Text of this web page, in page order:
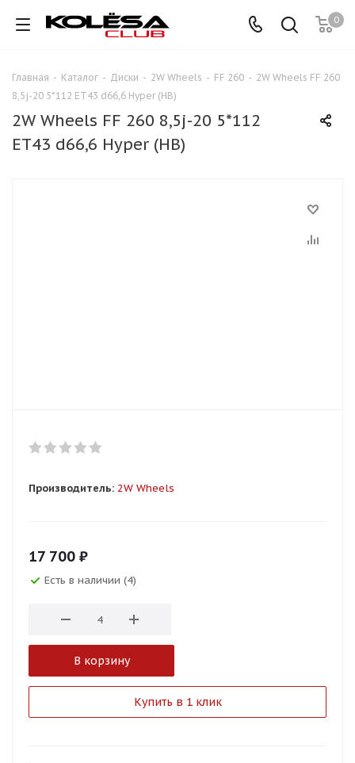
0
Главная - Каталог - Диски - 2W Wheels - FF 260 - 2W Wheels FF 260
8,5j-20 5*112 ET43 d66,6 Hyper (HB)
2W Wheels FF 260 8,5j-20 5*112
ET43 d66,6 Hyper (HB)
Производитель: 2W Wheels
17 700 ₽
Есть в наличии (4)
В корзину
Купить в 1 клик